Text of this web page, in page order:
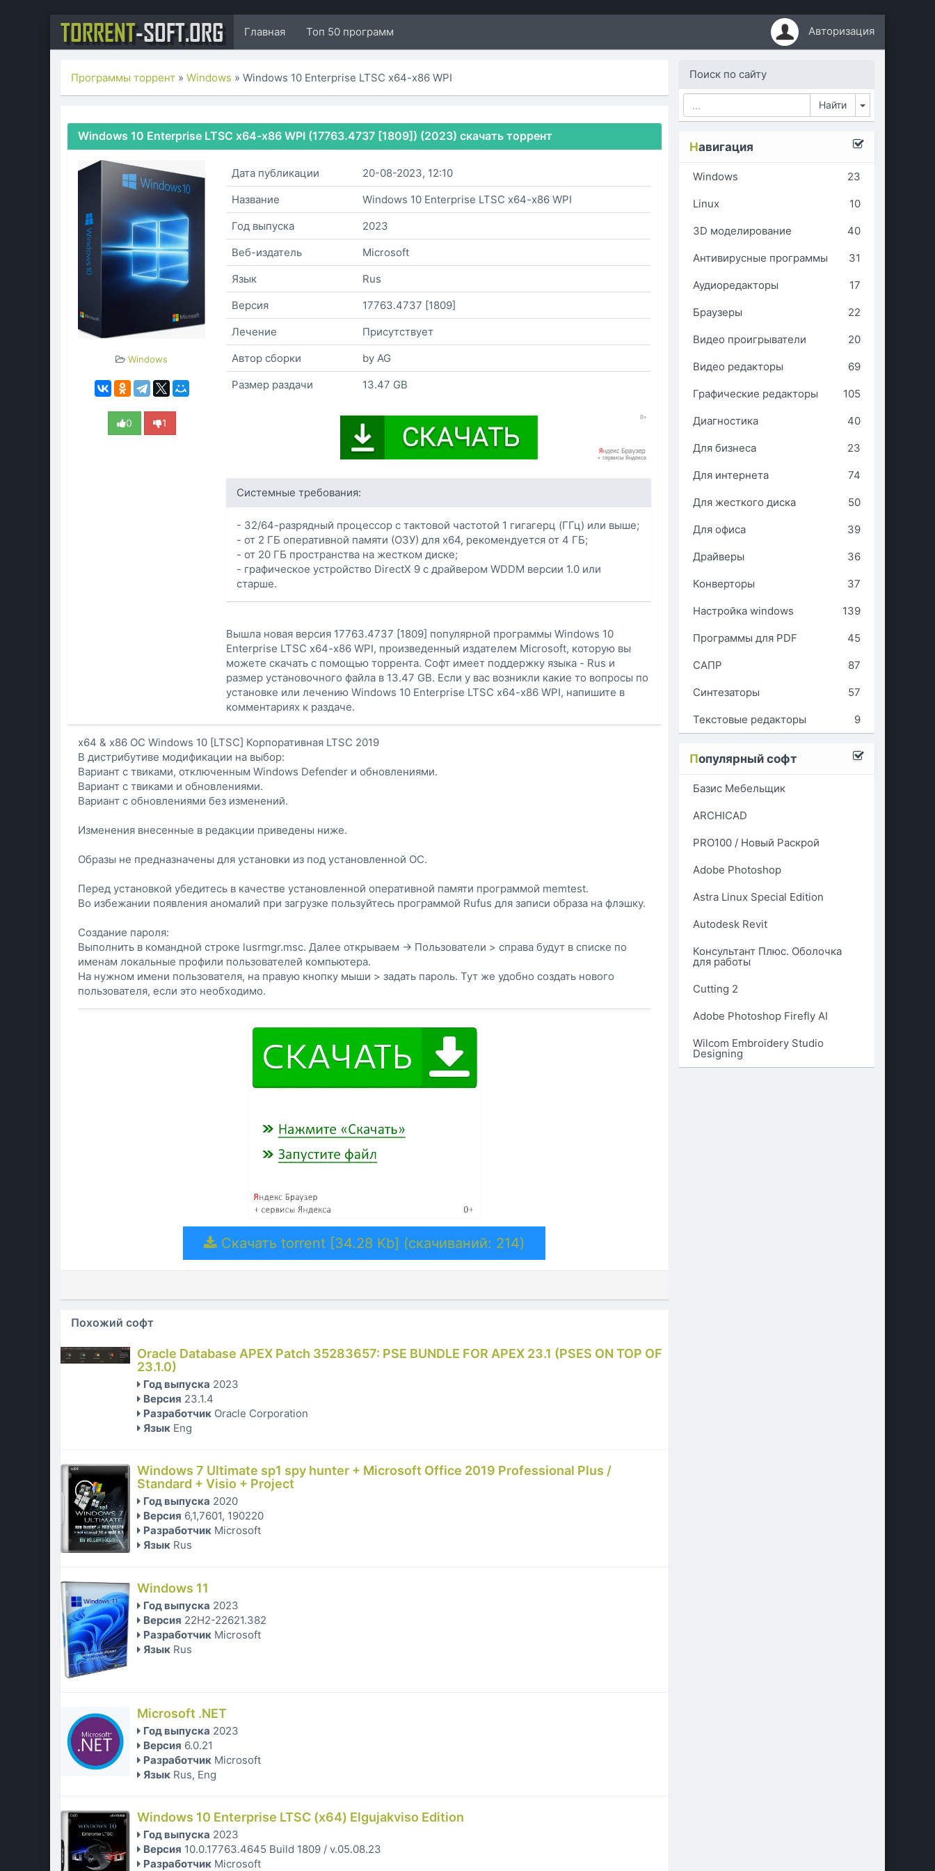
TORRENT-SOFT.ORG Главная Топ 50 программ Авторизация
Программы торрент » Windows » Windows 10 Enterprise LTSC x64-x86 WPI
Windows 10 Enterprise LTSC x64-x86 WPI (17763.4737 [1809]) (2023) скачать торрент
Windows
0 1
Дата публикации
20-08-2023, 12:10
Название
Windows 10 Enterprise LTSC x64-x86 WPI
Год выпуска
2023
Веб-издатель
Microsoft
Язык
Rus
Версия
17763.4737 [1809]
Лечение
Присутствует
Автор сборки
by AG
Размер раздачи
13.47 GB
Системные требования:
- 32/64-разрядный процессор с тактовой частотой 1 гигагерц (ГГц) или выше;
- от 2 ГБ оперативной памяти (ОЗУ) для х64, рекомендуется от 4 ГБ;
- от 20 ГБ пространства на жестком диске;
- графическое устройство DirectX 9 с драйвером WDDM версии 1.0 или
старше.
Вышла новая версия 17763.4737 [1809] популярной программы Windows 10
Enterprise LTSC x64-x86 WPI, произведенный издателем Microsoft, которую вы
можете скачать с помощью торрента. Софт имеет поддержку языка - Rus и
размер установочного файла в 13.47 GB. Если у вас возникли какие то вопросы по
установке или лечению Windows 10 Enterprise LTSC x64-x86 WPI, напишите в
комментариях к раздаче.
x64 & x86 ОС Windows 10 [LTSC] Корпоративная LTSC 2019
В дистрибутиве модификации на выбор:
Вариант с твиками, отключенным Windows Defender и обновлениями.
Вариант с твиками и обновлениями.
Вариант с обновлениями без изменений.
Изменения внесенные в редакции приведены ниже.
Образы не предназначены для установки из под установленной ОС.
Перед установкой убедитесь в качестве установленной оперативной памяти программой memtest.
Во избежании появления аномалий при загрузке пользуйтесь программой Rufus для записи образа на флэшку.
Создание пароля:
Выполнить в командной строке lusrmgr.msc. Далее открываем -> Пользователи > справа будут в списке по
именам локальные профили пользователей компьютера.
На нужном имени пользователя, на правую кнопку мыши > задать пароль. Тут же удобно создать нового
пользователя, если это необходимо.
Скачать torrent [34.28 Kb] (cкачиваний: 214)
Похожий софт
Oracle Database APEX Patch 35283657: PSE BUNDLE FOR APEX 23.1 (PSES ON TOP OF
23.1.0)
Год выпуска 2023
Версия 23.1.4
Разработчик Oracle Corporation
Язык Eng
Windows 7 Ultimate sp1 spy hunter + Microsoft Office 2019 Professional Plus /
Standard + Visio + Project
Год выпуска 2020
Версия 6,1,7601, 190220
Разработчик Microsoft
Язык Rus
Windows 11
Год выпуска 2023
Версия 22H2-22621.382
Разработчик Microsoft
Язык Rus
Microsoft .NET
Год выпуска 2023
Версия 6.0.21
Разработчик Microsoft
Язык Rus, Eng
Windows 10 Enterprise LTSC (x64) Elgujakviso Edition
Год выпуска 2023
Версия 10.0.17763.4645 Build 1809 / v.05.08.23
Разработчик Microsoft
Поиск по сайту
Toggle
Навигация
Windows 23
Linux 10
3D моделирование 40
Антивирусные программы 31
Аудиоредакторы 17
Браузеры 22
Видео проигрыватели 20
Видео редакторы 69
Графические редакторы 105
Диагностика 40
Для бизнеса 23
Для интернета 74
Для жесткого диска 50
Для офиса 39
Драйверы 36
Конверторы 37
Настройка windows 139
Программы для PDF 45
САПР 87
Синтезаторы 57
Текстовые редакторы 9
Популярный софт
Базис Мебельщик
ARCHICAD
PRO100 / Новый Раскрой
Adobe Photoshop
Astra Linux Special Edition
Autodesk Revit
Консультант Плюс. Оболочка
для работы
Cutting 2
Adobe Photoshop Firefly AI
Wilcom Embroidery Studio
Designing